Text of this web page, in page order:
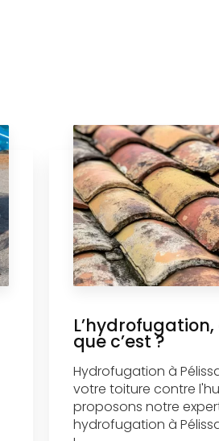
que c’est ?
Hydrofugation à
votre toiture contre
proposons notre
hydrofugation à